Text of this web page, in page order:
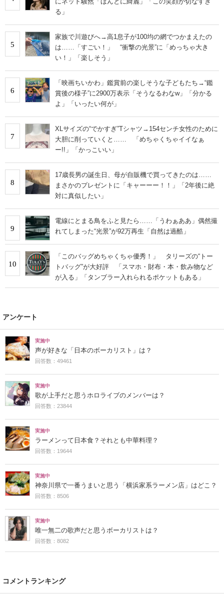
る」
5
家族で川遊びへ→高1息子が100均の網でつかまえたの
は……「すごい！」 “衝撃の光景”に「めっちゃ大き
い！」「楽しそう」
6
「映画ちいかわ」鑑賞前の楽しそうな子どもたち→“鑑
賞後の様子”に2900万表示「そうなるわなw」「分かる
よ」「いったい何が」
7
XLサイズの“でかすぎ”Tシャツ→154センチ女性のために
大胆に削っていくと…… 「めちゃくちゃイイなぁ
ー!!」「かっこいい」
8
17歳長男の誕生日、母が自販機で買ってきたのは……
まさかのプレゼントに「キャーーー！！」「2年後に絶
対に真似したい」
9
電線にとまる鳥をふと見たら……「うわぁああ」偶然撮
れてしまった“光景”が92万再生「自然は過酷」
10
「このバッグめちゃくちゃ優秀！」 タリーズの“トー
トバッグ”が大好評 「スマホ・財布・本・飲み物など
が入る」「タンブラー入れられるポケットもある」
アンケート
実施中
声が好きな「日本のボーカリスト」は？
回答数：49461
実施中
歌が上手だと思うホロライブのメンバーは？
回答数：23844
実施中
ラーメンって日本食？それとも中華料理？
回答数：19644
実施中
神奈川県で一番うまいと思う「横浜家系ラーメン店」はどこ？
回答数：8506
実施中
唯一無二の歌声だと思うボーカリストは？
回答数：8082
コメントランキング